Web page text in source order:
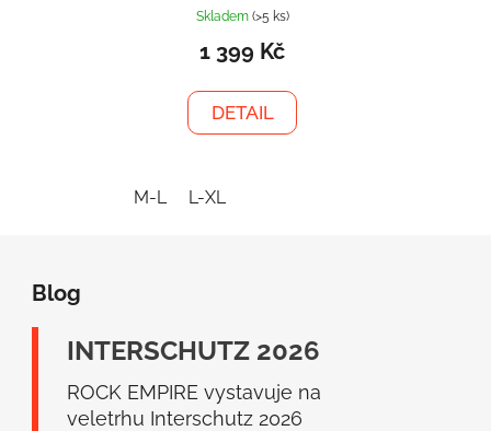
Skladem (>5 ks)
1 399 Kč
DETAIL
M-L L-XL
Blog
INTERSCHUTZ 2026
ROCK EMPIRE vystavuje na
veletrhu Interschutz 2026